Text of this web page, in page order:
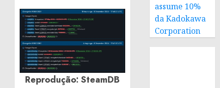
Reprodução: SteamDB
assume 10%
da Kadokawa
Corporation